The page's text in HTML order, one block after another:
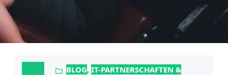
BLOG, IT-PARTNERSCHAFTEN &